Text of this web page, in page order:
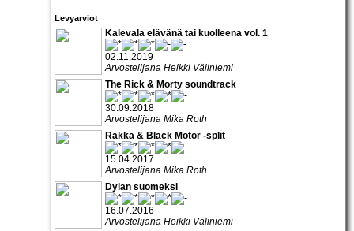
Levyarviot
Kalevala elävänä tai kuolleena vol. 1
02.11.2019
Arvostelijana Heikki Väliniemi
The Rick & Morty soundtrack
30.09.2018
Arvostelijana Mika Roth
Rakka & Black Motor -split
15.04.2017
Arvostelijana Mika Roth
Dylan suomeksi
16.07.2016
Arvostelijana Heikki Väliniemi